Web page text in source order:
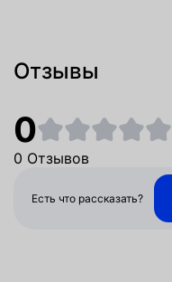
Отзывы
0
0 Отзывов
Есть что рассказать?